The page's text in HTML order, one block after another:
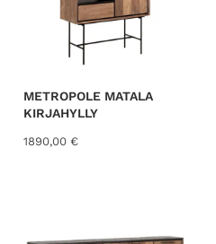
METROPOLE MATALA
KIRJAHYLLY
1890,00 €